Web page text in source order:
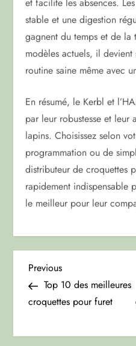
et facilite les absences.
stable et une digestion
gagnent du temps et de
modèles actuels, il
routine saine même avec
En résumé, le Kerbl et
par leur robustesse et leur
lapins. Choisissez selon
programmation ou de
distributeur de croquettes
rapidement indispensable
le meilleur pour leur
N
a
v
Previous
Post
Previous
Top 10 des meilleures
croquettes pour furet